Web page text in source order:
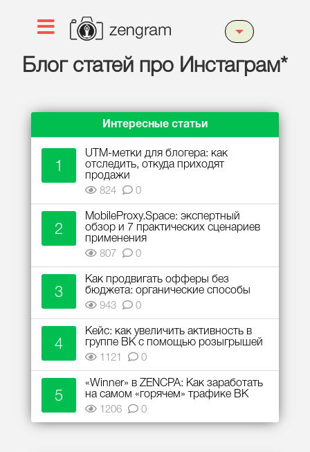
Блог статей про Инстаграм*
Интересные статьи
1
UTM-метки для блогера: как
отследить, откуда приходят
продажи
824
0
2
MobileProxy.Space: экспертный
обзор и 7 практических сценариев
применения
807
0
3
Как продвигать офферы без
бюджета: органические способы
943
0
4
Кейс: как увеличить активность в
группе ВК с помощью розыгрышей
1121
0
5
«Winner» в ZENCPA: Как заработать
на самом «горячем» трафике ВК
1206
0